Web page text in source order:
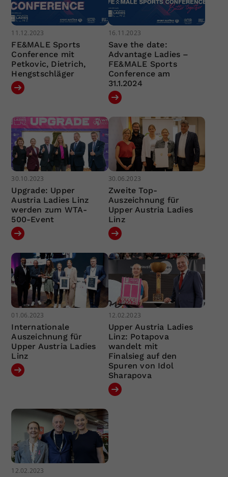
11.12.2023
FE&MALE Sports
Conference mit
Petkovic, Dietrich,
Hengstschläger
16.11.2023
Save the date:
Advantage Ladies –
FE&MALE Sports
Conference am
31.1.2024
30.10.2023
Upgrade: Upper
Austria Ladies Linz
werden zum WTA-
500-Event
30.06.2023
Zweite Top-
Auszeichnung für
Upper Austria Ladies
Linz
01.06.2023
Internationale
Auszeichnung für
Upper Austria Ladies
Linz
12.02.2023
Upper Austria Ladies
Linz: Potapova
wandelt mit
Finalsieg auf den
Spuren von Idol
Sharapova
12.02.2023